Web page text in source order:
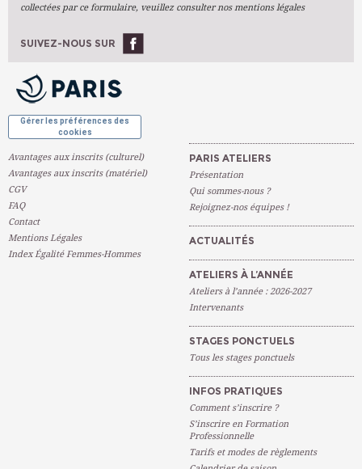
Ateliers À L'année
collectées par ce formulaire, veuillez consulter nos mentions légales
SUIVEZ-NOUS SUR
Gérer les préférences des
cookies
Avantages aux inscrits (culturel)
Avantages aux inscrits (matériel)
CGV
FAQ
Contact
Mentions Légales
Index Égalité Femmes-Hommes
PARIS ATELIERS
Présentation
Qui sommes-nous ?
Rejoignez-nos équipes !
ACTUALITÉS
ATELIERS À L’ANNÉE
Ateliers à l’année : 2026-2027
Intervenants
STAGES PONCTUELS
Tous les stages ponctuels
INFOS PRATIQUES
Comment s’inscrire ?
S’inscrire en Formation
Professionnelle
Tarifs et modes de règlements